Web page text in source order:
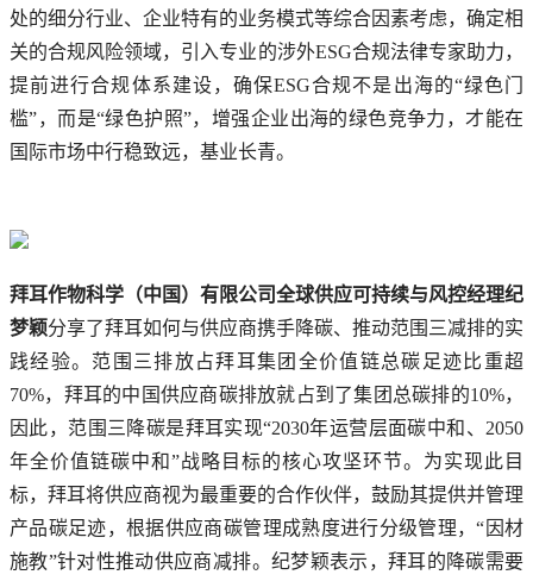
处的细分行业、企业特有的业务模式等综合因素考虑，确定相
关的合规风险领域，引入专业的涉外ESG合规法律专家助力，
提前进行合规体系建设，确保ESG合规不是出海的“绿色门
槛”，而是“绿色护照”，增强企业出海的绿色竞争力，才能在
国际市场中行稳致远，基业长青。
拜耳作物科学（中国）有限公司全球供应可持续与风控经理纪
梦颖分享了拜耳如何与供应商携手降碳、推动范围三减排的实
践经验。范围三排放占拜耳集团全价值链总碳足迹比重超
70%，拜耳的中国供应商碳排放就占到了集团总碳排的10%，
因此，范围三降碳是拜耳实现“2030年运营层面碳中和、2050
年全价值链碳中和”战略目标的核心攻坚环节。为实现此目
标，拜耳将供应商视为最重要的合作伙伴，鼓励其提供并管理
产品碳足迹，根据供应商碳管理成熟度进行分级管理，“因材
施教”针对性推动供应商减排。纪梦颖表示，拜耳的降碳需要